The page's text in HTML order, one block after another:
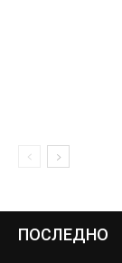
ПОСЛЕДНО